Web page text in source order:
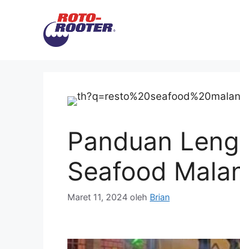
Panduan
Seafood
Maret 11, 2024 oleh Brian